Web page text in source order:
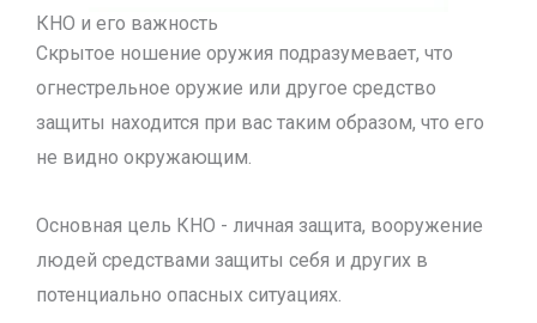
КНО и его важность
Скрытое ношение оружия подразумевает, что
огнестрельное оружие или другое средство
защиты находится при вас таким образом, что его
не видно окружающим.
Основная цель КНО - личная защита, вооружение
людей средствами защиты себя и других в
потенциально опасных ситуациях.